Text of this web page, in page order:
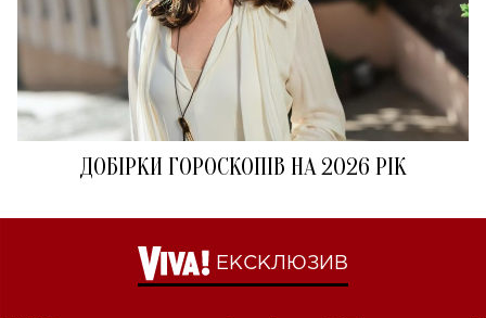
ДОБІРКИ ГОРОСКОПІВ НА 2026 РІК
ЕКСКЛЮЗИВ